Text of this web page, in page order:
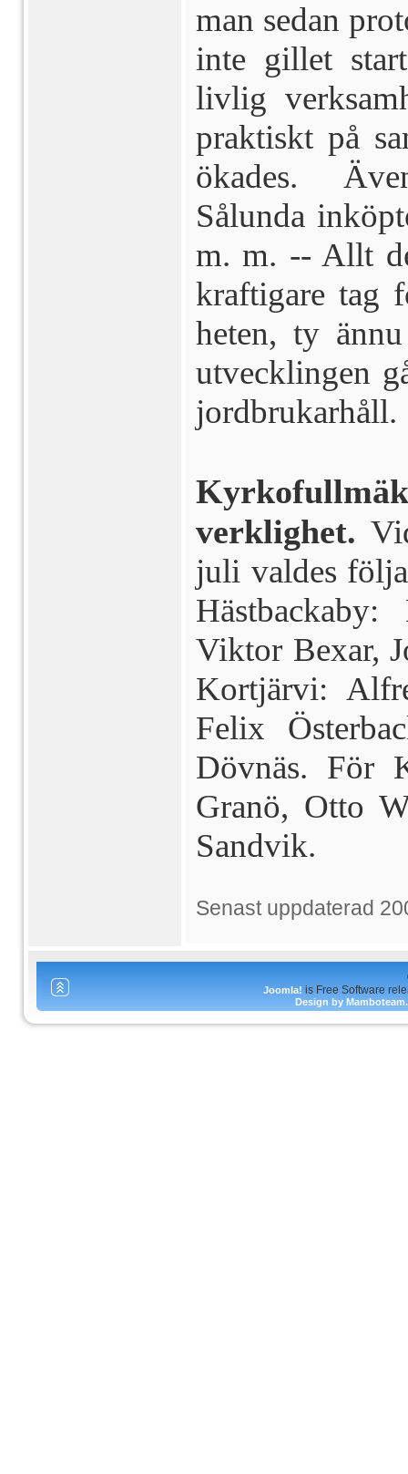
man sedan
inte gillet
livlig
prak­tiskt på
ökades.
Sålunda
m. m. -- Allt
kraftigare tag
heten, ty
utvecklingen
jordbrukarhåll.
verklighet.
juli valdes
Viktor Bexar,
Kortjärvi:
Felix
Dövnäs. För
Granö, Otto
Sandvik.
Senast uppdaterad
Joomla! is Free Software
Design by